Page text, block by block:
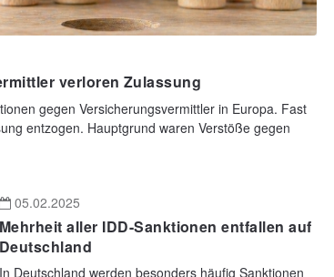
verloren Zulassung
gegen Versicherungsvermittler in Europa. Fast
entzogen. Hauptgrund waren Verstöße gegen
05.02.2025
Mehrheit aller IDD-Sanktionen entfallen auf
Deutschland
In Deutschland werden besonders häufig Sanktionen